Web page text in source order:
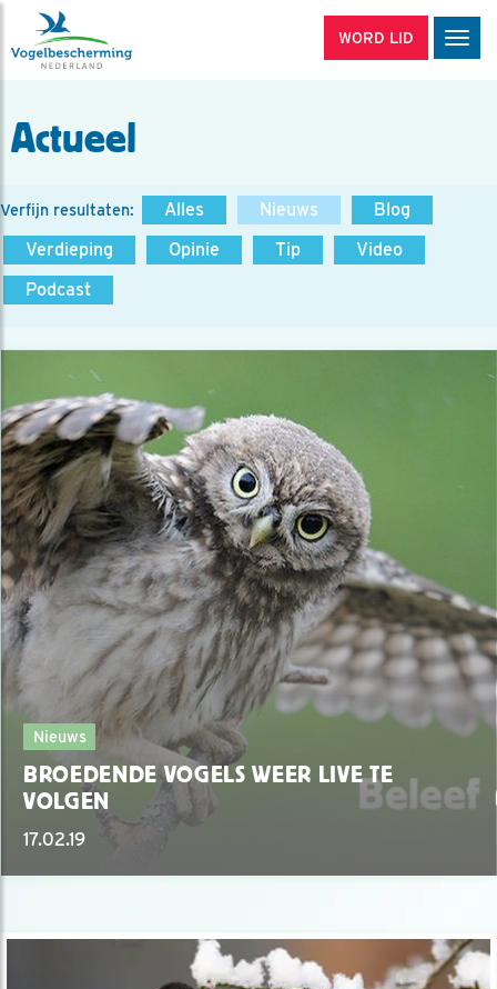
WORD LID
Actueel
Verfijn resultaten: Alles Nieuws
Blog
Verdieping
Opinie Tip
Video
Podcast
Nieuws
BROEDENDE VOGELS WEER LIVE TE
VOLGEN
17.02.19